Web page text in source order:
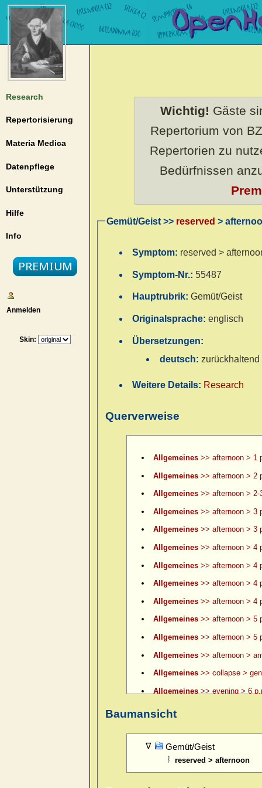
Research
Repertorisierung
Materia Medica
Datenpflege
Unterstützung
Hilfe
Info
Anmelden
Skin:
Wichtig! Gäste
Repertorium von
Repertorien zu
Bedürfnissen
Gemüt/Geist >> reserved >
Symptom: reserved >
Symptom-Nr.: 55487
Hauptrubrik:Gemüt/Geist
Originalsprache:englisch
Übersetzungen:
deutsch:
Weitere Details: Research
Querverweise
Allgemeines>> afternoon > 1
Allgemeines>> afternoon > 2
Allgemeines>> afternoon > 2-
Allgemeines>> afternoon > 3
Allgemeines>> afternoon > 3
Allgemeines>> afternoon > 4
Allgemeines>> afternoon > 4
Allgemeines>> afternoon > 4
Allgemeines>> afternoon > 4
Allgemeines>> afternoon > 5
Allgemeines>> afternoon > 5
Allgemeines>> afternoon >
Allgemeines>> collapse >
Allgemeines>> evening > 6
Allgemeines
Allgemeines>> evening > 8
Allgemeines>> evening > 9
Baumansicht
Gemüt/Geist
reserved > afternoon